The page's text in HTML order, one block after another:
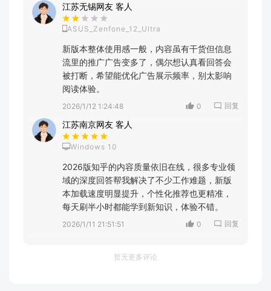
江苏无锡网友 客人
ASUS_Zenfone_12_Ultra
新版本整体使用感一般，内容虽有干货但信息
流里的推广广告变多了，偶尔想认真看回答会
被打断，希望能优化广告展示频率，别太影响
阅读体验。
2026/1/12 1:24:48 0 回复
江苏南京网友 客人
Windows 10
2026版知乎的内容质量依旧在线，很多专业领
域的深度回答帮我解决了不少工作难题，新版
本加载速度明显提升，个性化推荐也更精准，
每天刷半小时都能学到新知识，体验不错。
2026/1/11 21:51:51 0 回复
暂无更多评论